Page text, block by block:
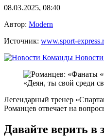
08.03.2025, 08:40
Автор: Modern
Источник: www.sport-
Легендарный тренер
Романцев отвечает на
Давайте верить в